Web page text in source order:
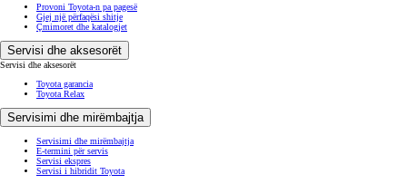
Provoni Toyota-n pa pagesë
Gjej një përfaqësi shitje
Çmimoret dhe katalogjet
Servisi dhe aksesorët
Servisi dhe aksesorët
Toyota garancia
Toyota Relax
Servisimi dhe mirëmbajtja
Servisimi dhe mirëmbajtja
E-termini për servis
Servisi ekspres
Servisi i hibridit Toyota